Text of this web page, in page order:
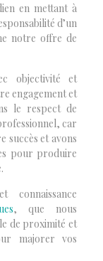
en mettant à
d’un
notre offre de
objectivité et
engagement et
le respect de
car
succès et avons
pour produire
, que nous
de proximité et
majorer vos